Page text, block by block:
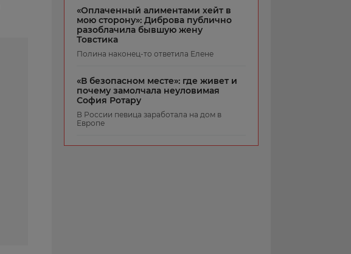
«Оплаченный алиментами хейт в
мою сторону»: Диброва публично
разоблачила бывшую жену
Товстика
Полина наконец-то ответила Елене
«В безопасном месте»: где живет и
почему замолчала неуловимая
София Ротару
В России певица заработала на дом в
Европе